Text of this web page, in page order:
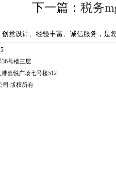
下一篇： 税务
意设计、经验丰富、诚信服务，是
36号楼三层
嘉悦广场七号楼512
司 版权所有